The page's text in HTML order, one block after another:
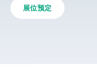
展位预定